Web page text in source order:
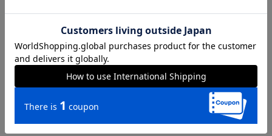
【仕様】ノータック／テーパード／ウエスト：サイドゴム／膝
【モデル】RS05-M
※モデルにより仕上がりサイズが異なります。下記のサイズ詳
細を必ずご確認下さい。
【洗濯表示】ドライクリーニング・家庭洗濯可《洗濯機可（ネ
ット使用・弱水流）》
ウォッシャブル商品のお取扱いについて